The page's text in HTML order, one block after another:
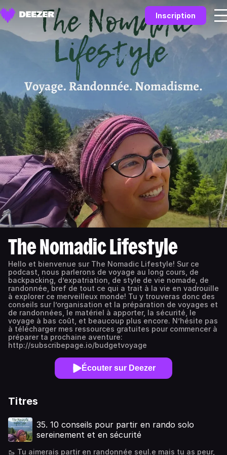
Inscription
The Nomadic Lifestyle
Hello et bienvenue sur The Nomadic Lifestyle! Sur ce
podcast, nous parlerons de voyage au long cours, de
backpacking, d’expatriation, de style de vie nomade, de
randonnée, bref de tout ce qui a trait à la vie en vadrouille
à explorer ce merveilleux monde! Tu y trouveras donc des
conseils sur l’organisation et la préparation de voyages et
de randonnées, le matériel à apporter, la sécurité, le
voyage à bas coût, et beaucoup plus encore. N’hésite pas
à télécharger mes ressources gratuites pour commencer à
préparer ta prochaine aventure:
http://subscribepage.io/budgetvoyage
Écouter sur Deezer
Titres
35. 10 conseils pour partir en rando solo
sereinement et en sécurité
🥾 Tu aimerais partir en randonnée seul.e mais tu as peur,